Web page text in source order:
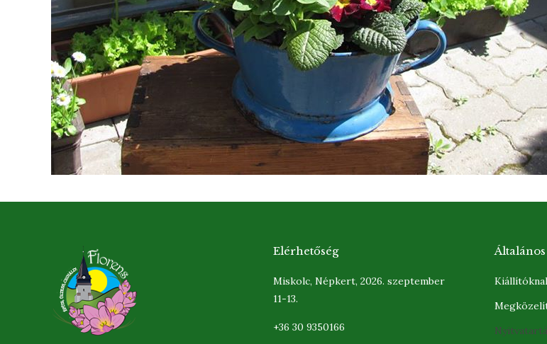
Elérhetőség
Miskolc, Népkert, 2026. szeptember
11-13.
+36 30 9350166